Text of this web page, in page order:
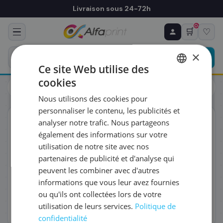
Livraison sous 24-72h
🛒
0
♡
Toners
Canon
ORIGINAL
♻ COMMANDE RÉCURRENTE
Prévoyez & économisez
Programmez votre prochain achat — notre équipe
vous prépare un devis personnalisé
RÉFÉRENCE DU PRODUIT
FRÉQUENCE
QUANTITÉ PAR LIVRAISON
DATE DE PREMIÈRE LIVRAISON SOUHAITÉE
×
Ce site Web utilise des
cookies
Nous utilisons des cookies pour
personnaliser le contenu, les publicités et
analyser notre trafic. Nous partageons
également des informations sur votre
utilisation de notre site avec nos
partenaires de publicité et d'analyse qui
peuvent les combiner avec d'autres
informations que vous leur avez fournies
ou qu'ils ont collectées lors de votre
utilisation de leurs services. Politique de
confidentialité